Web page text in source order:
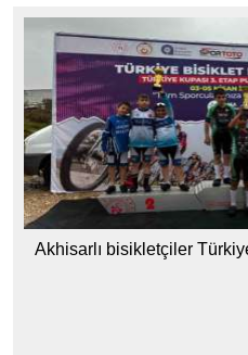
Akhisarlı bisikletçiler